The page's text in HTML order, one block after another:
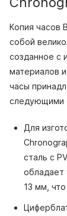
Копия часов
собой
созданное с
материалов
часы
следующими
Для
сталь с
обладает
13 мм,